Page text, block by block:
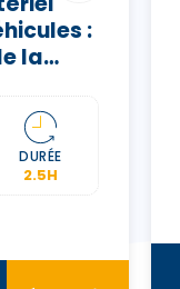
:
la
–
DURÉE
2.5H